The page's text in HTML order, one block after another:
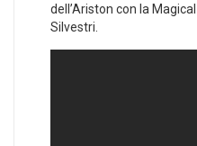
dell’Ariston con la
Silvestri.